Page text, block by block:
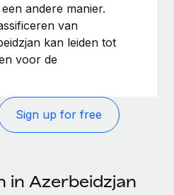
andere manier.
van
kan leiden tot
voor de
Sign up for free
in Azerbeidzjan